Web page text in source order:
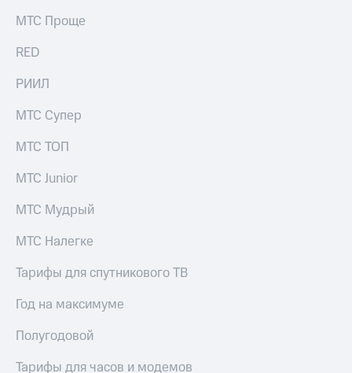
Порядок
выкупа
Описание
Уведомление
погашении
облигаций
Реквизиты
Контакты
развитие
На главную
МТС Проще
RED
РИИЛ
МТС Супер
МТС ТОП
МТС Junior
МТС Мудрый
МТС Налегке
Тарифы для спутникового ТВ
Год на максимуме
Полугодовой
Тарифы для часов и модемов